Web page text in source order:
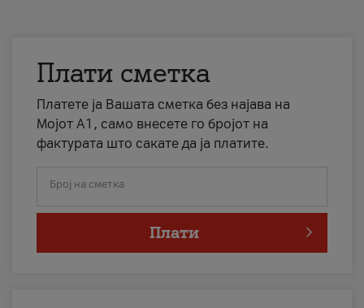
Плати сметка
Платете ја Вашата сметка без најава на
Мојот А1, само внесете го бројот на
фактурата што сакате да ја платите.
Број на сметка
Плати